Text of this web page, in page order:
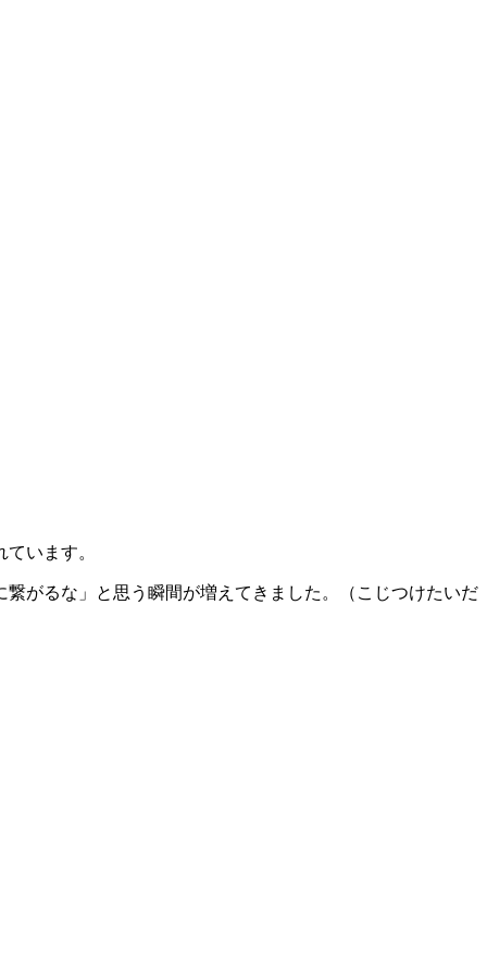
います。
がるな」と思う瞬間が増えてきました。（こじつけたいだ